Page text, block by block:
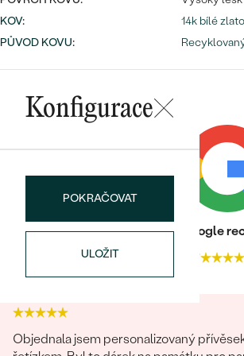
Wave
PROHLÉDNOUT
PODLE TVARU KAMENE
NA MÍRU
DIAMANTY
PROHLÉDNOUT
přívěsky
prsteny
PROHLÉDNOUT
KOV:
14k bílé
PŮVOD KOVU:
Konfigurace
POKRAČOVAT
ULOŽIT
Heureka recenze
4.9
Google
4.7
Objednala jsem personalizovaný